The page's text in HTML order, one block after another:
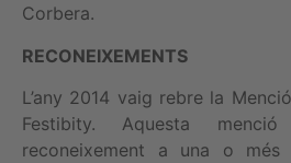
Corbera.
RECONEIXEMENTS
L’any 2014 vaig rebre la
Festibity. Aquesta
reconeixement a una o més